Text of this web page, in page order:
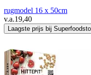
rugmodel 16 x 50cm
v.a.19,40
Laagste prijs bij